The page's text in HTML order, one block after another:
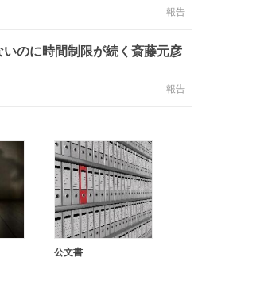
報告
のに時間制限が続く斎藤元彦
報告
公文書